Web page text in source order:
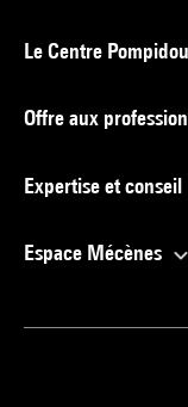
Le Centre Pompidou
Offre aux
Expertise et conseil
Espace Mécènes